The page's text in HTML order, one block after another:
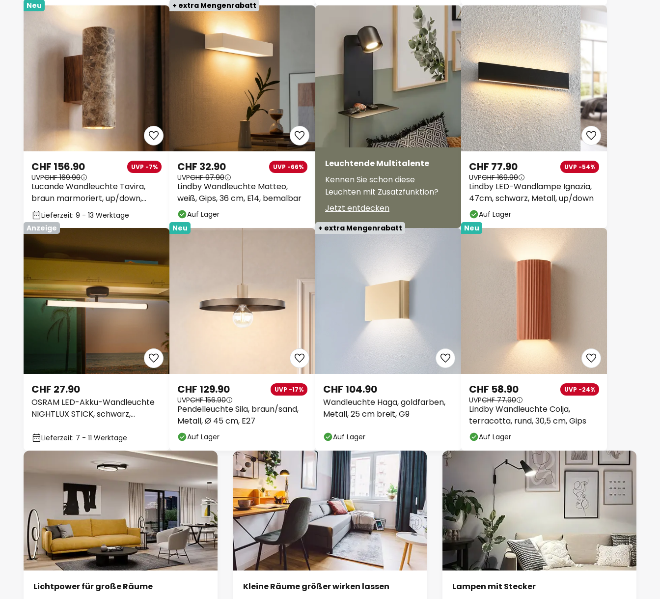
Neu
Lucande Wandleuchte Tavira,
braun marmoriert, up/down,
GU10
CHF 156.90 UVP -7%
UVPCHF 169.90
Lieferzeit: 9 - 13 Werktage
+ extra Mengenrabatt
Lindby Wandleuchte Matteo,
weiß, Gips, 36 cm, E14, bemalbar
CHF 32.90 UVP -66%
UVPCHF 97.90
Auf Lager
Leuchtende Multitalente
Kennen Sie schon diese
Leuchten mit Zusatzfunktion?
Jetzt entdecken
Lindby LED-Wandlampe Ignazia,
47cm, schwarz, Metall, up/down
CHF 77.90 UVP -54%
UVPCHF 169.90
Auf Lager
Anzeige
OSRAM LED-Akku-Wandleuchte
NIGHTLUX STICK, schwarz,
CHF 27.90
Lieferzeit: 7 - 11 Werktage
Neu
Pendelleuchte Sila, braun/sand,
Metall, Ø 45 cm, E27
CHF 129.90 UVP -17%
UVPCHF 156.90
Auf Lager
+ extra Mengenrabatt
Wandleuchte Haga, goldfarben,
Metall, 25 cm breit, G9
CHF 104.90
Auf Lager
Neu
Lindby Wandleuchte Colja,
terracotta, rund, 30,5 cm, Gips
CHF 58.90 UVP -24%
UVPCHF 77.90
Auf Lager
Lichtpower für große Räume
Kleine Räume größer wirken lassen
Lampen mit Stecker